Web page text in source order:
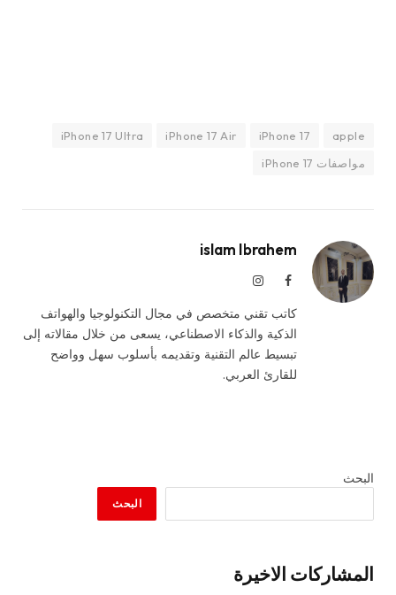
apple
iPhone 17
iPhone 17 Air
iPhone 17 Ultra
مواصفات iPhone 17
islam Ibrahem
فيسبوكالانستغرام
كاتب تقني متخصص في مجال التكنولوجيا والهواتف
الذكية والذكاء الاصطناعي، يسعى من خلال مقالاته إلى
تبسيط عالم التقنية وتقديمه بأسلوب سهل وواضح
للقارئ العربي.
البحث
البحث
المشاركات الاخيرة